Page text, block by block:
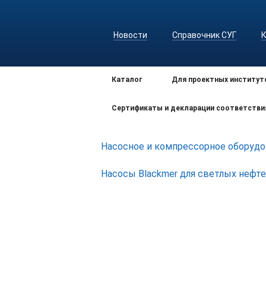
Новости Справочник СУГ
Каталог Для проектных
Сертификаты и декларации
Насосное и компрессорное
Насосы Blackmer для светлых